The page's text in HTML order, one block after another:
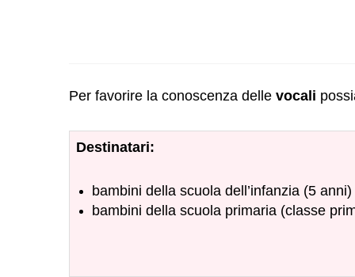
Per favorire la conoscenza delle vocali
Destinatari:
bambini della scuola dell’infanzia (5 anni)
bambini della scuola primaria (classe